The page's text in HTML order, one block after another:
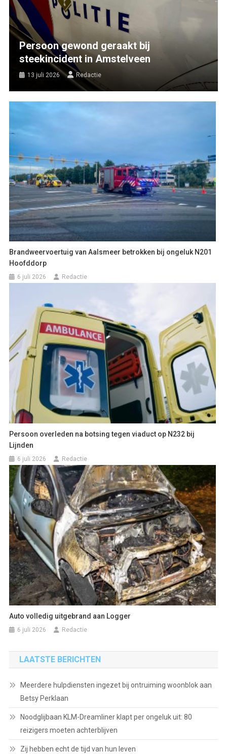
Persoon gewond geraakt bij
steekincident in Amstelveen
13 juli 2026 Redactie
Brandweervoertuig van Aalsmeer betrokken bij ongeluk N201
Hoofddorp
6 juli 2026 Redactie
Persoon overleden na botsing tegen viaduct op N232 bij
Lijnden
6 juli 2026 Redactie
Auto volledig uitgebrand aan Logger
6 juli 2026 Redactie
LAATSTE BERICHTEN
Meerdere hulpdiensten ingezet bij ontruiming woonblok aan
Betsy Perklaan
Noodglijbaan KLM-Dreamliner klapt per ongeluk uit: 80
reizigers moeten achterblijven
Zij hebben echt de tijd van hun leven